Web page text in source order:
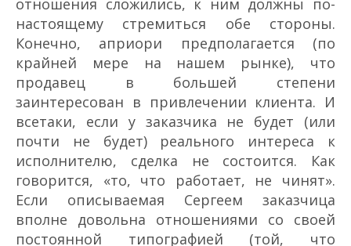
отношения сложились, к ним должны по­
настоящему стремиться обе стороны.
Конечно, априори предполагается (по
крайней мере на нашем рынке), что
продавец в большей степени
заинтересован в привлечении клиента. И
все­таки, если у заказчика не будет (или
почти не будет) реального интереса к
исполнителю, сделка не состоится. Как
говорится, «то, что работает, не чинят».
Если описываемая Сергеем заказчица
вполне довольна отношениями со своей
постоянной типографией (той, что